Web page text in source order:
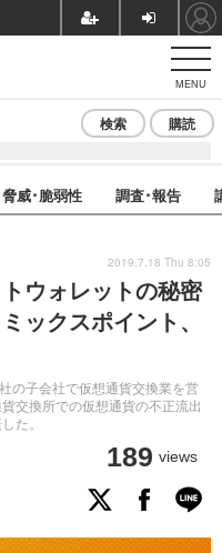
MENU
検索 購読
脅威･脆弱性 調査･報告
ウォレットの秘密
ックスポイント、
の子会社で仮想通貨交換業を営
交換所での仮想通貨の不正流出
た。
189 views
2019.7.18 Thu 8:05